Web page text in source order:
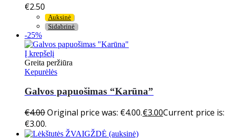
€2.50
Auksinė
Sidabrinė
-25%
Į krepšelį
Greita peržiūra
Kepurėlės
Galvos papuošimas “Karūna”
€4.00Original price was: €4.00.€3.00Current price is:
€3.00.